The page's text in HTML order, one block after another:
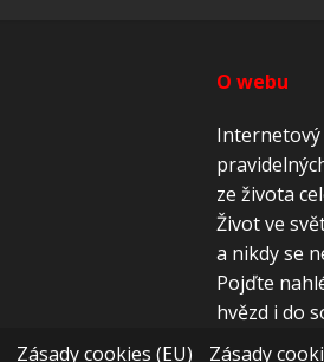
O webu
Internetový
ze života
Život ve
a nikdy se
Pojďte
hvězd i do
Zásady cookies (EU) Zásady